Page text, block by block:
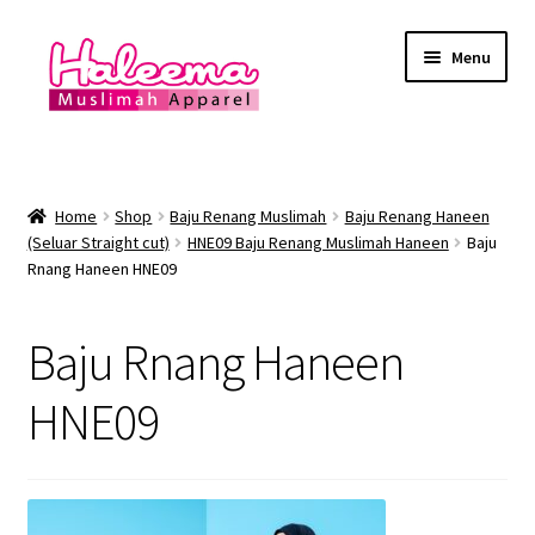
Skip
navigation
Skip
content
Menu
Lokasi Kedai
YEAR END SALE
Baju Renang Muslimah
Baju Renang Lelaki
Home Shop Baju Renang Muslimah
Baju Renang Haneen
(Seluar Straight cut)
HNE09 Baju Renang Muslimah Haneen
Baju
Rnang Haneen HNE09
Baju Rnang Haneen
HNE09